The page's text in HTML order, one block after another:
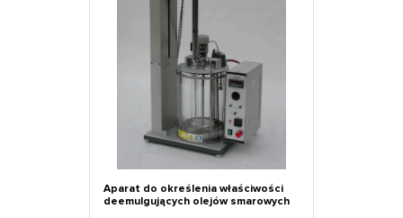
Aparat do określenia właściwości
deemulgujących olejów smarowych